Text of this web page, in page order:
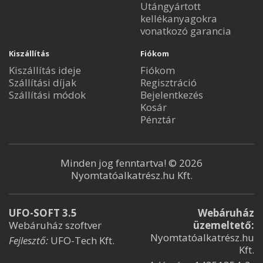
Utángyártott
kellékanyagokra
vonatkozó garancia
Kiszállítás
Kiszállítás ideje
Szállítási díjak
Szállítási módok
Fiókom
Fiókom
Regisztráció
Bejelentkezés
Kosár
Pénztár
Minden jog fenntartva! © 2026
Nyomtatóalkatrész.hu Kft.
UFO-SOFT 3.5
Webáruház szoftver
Fejlesztő: UFO-Tech Kft.
Webáruház
üzemeltető:
Nyomtatóalkatrész.hu
Kft.